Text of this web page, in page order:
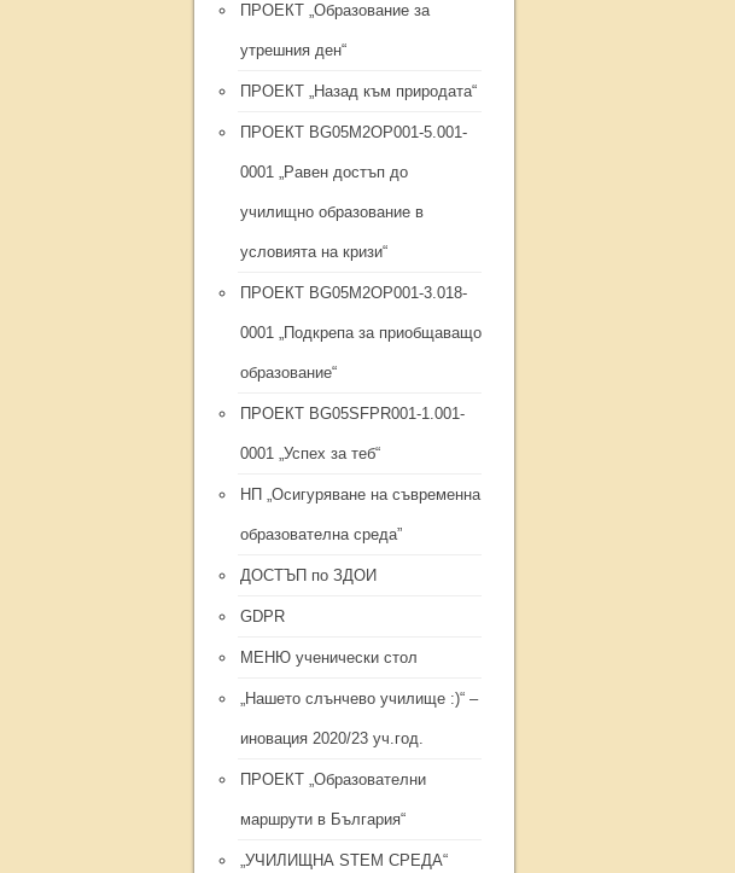
ПРОЕКТ „Образование за
утрешния ден“
ПРОЕКТ „Назад към природата“
ПРОЕКТ BG05M2OP001-5.001-
0001 „Равен достъп до
училищно образование в
условията на кризи“
ПРОЕКТ BG05M2ОP001-3.018-
0001 „Подкрепа за приобщаващо
образование“
ПРОЕКТ BG05SFPR001-1.001-
0001 „Успех за теб“
НП „Осигуряване на съвременна
образователна среда”
ДОСТЪП по ЗДОИ
GDPR
МЕНЮ ученически стол
„Нашето слънчево училище :)“ –
иновация 2020/23 уч.год.
ПРОЕКТ „Образователни
маршрути в България“
„УЧИЛИЩНА STEM СРЕДА“